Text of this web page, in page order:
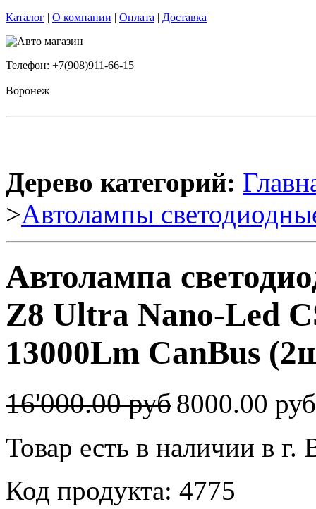
Каталог | О компании | Оплата | Доставка
Телефон: +7(908)911-66-15
Воронеж
Дерево категорий:
>Автолампы
Автолампа
Z8 Ultra Nano-Led
13000Lm CanBus
16'000.00 руб8000.00
Товар есть в наличии в г.
Код продукта: 4775